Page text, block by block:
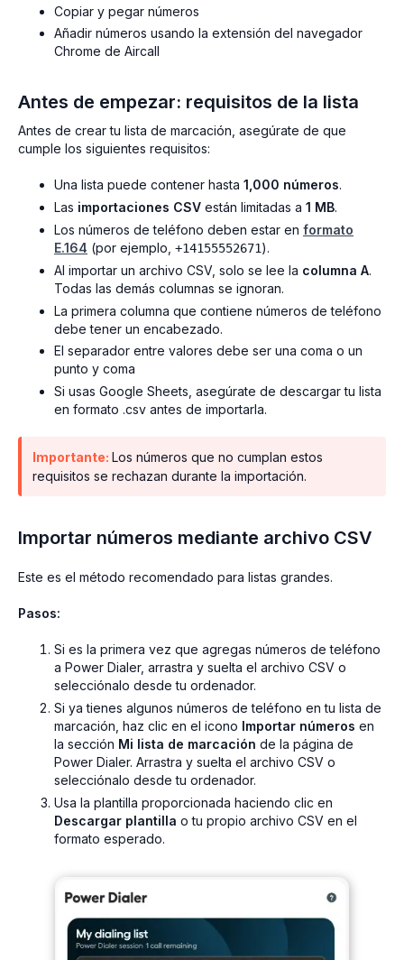
Copiar y pegar números
Añadir números usando la extensión del navegador
Chrome de Aircall
Antes de empezar: requisitos de la lista
Antes de crear tu lista de marcación, asegúrate de que
cumple los siguientes requisitos:
Una lista puede contener hasta 1,000 números.
Las importaciones CSV están limitadas a 1 MB.
Los números de teléfono deben estar en formato
E.164 (por ejemplo, +14155552671).
Al importar un archivo CSV, solo se lee la columna A.
Todas las demás columnas se ignoran.
La primera columna que contiene números de teléfono
debe tener un encabezado.
El separador entre valores debe ser una coma o un
punto y coma
Si usas Google Sheets, asegúrate de descargar tu lista
en formato .csv antes de importarla.
Importante: Los números que no cumplan estos
requisitos se rechazan durante la importación.
Importar números mediante archivo CSV
Este es el método recomendado para listas grandes.
Pasos:
Si es la primera vez que agregas números de teléfono
a Power Dialer, arrastra y suelta el archivo CSV o
selecciónalo desde tu ordenador.
Si ya tienes algunos números de teléfono en tu lista de
marcación, haz clic en el icono Importar números en
la sección Mi lista de marcación de la página de
Power Dialer. Arrastra y suelta el archivo CSV o
selecciónalo desde tu ordenador.
Usa la plantilla proporcionada haciendo clic en
Descargar plantilla o tu propio archivo CSV en el
formato esperado.